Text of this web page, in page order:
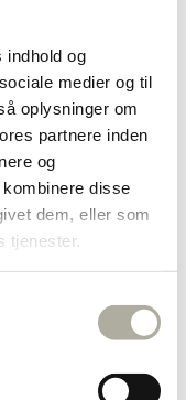
indhold og
medier og til
oplysninger om
partnere inden
og
disse
dem, eller som
tjenester.